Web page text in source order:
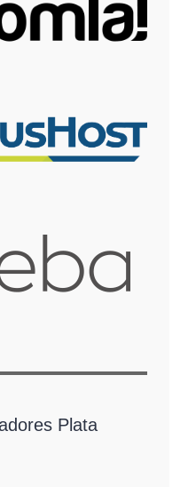
Plata